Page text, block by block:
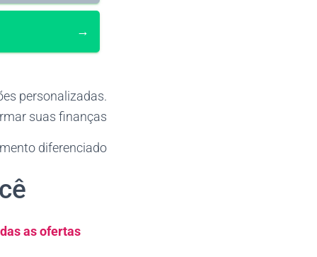
→
personalizadas.
suas finanças.
diferenciado.
as ofertas